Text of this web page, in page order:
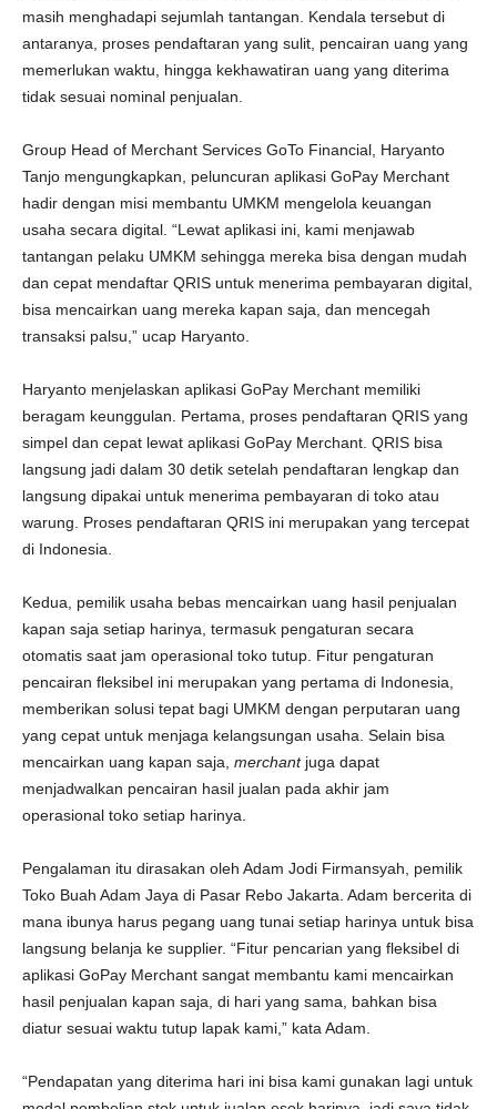
masih menghadapi sejumlah tantangan. Kendala tersebut di
antaranya, proses pendaftaran yang sulit, pencairan uang yang
memerlukan waktu, hingga kekhawatiran uang yang diterima
tidak sesuai nominal penjualan.
Group Head of Merchant Services GoTo Financial, Haryanto
Tanjo mengungkapkan, peluncuran aplikasi GoPay Merchant
hadir dengan misi membantu UMKM mengelola keuangan
usaha secara digital. “Lewat aplikasi ini, kami menjawab
tantangan pelaku UMKM sehingga mereka bisa dengan mudah
dan cepat mendaftar QRIS untuk menerima pembayaran digital,
bisa mencairkan uang mereka kapan saja, dan mencegah
transaksi palsu,” ucap Haryanto.
Haryanto menjelaskan aplikasi GoPay Merchant memiliki
beragam keunggulan. Pertama, proses pendaftaran QRIS yang
simpel dan cepat lewat aplikasi GoPay Merchant. QRIS bisa
langsung jadi dalam 30 detik setelah pendaftaran lengkap dan
langsung dipakai untuk menerima pembayaran di toko atau
warung. Proses pendaftaran QRIS ini merupakan yang tercepat
di Indonesia.
Kedua, pemilik usaha bebas mencairkan uang hasil penjualan
kapan saja setiap harinya, termasuk pengaturan secara
otomatis saat jam operasional toko tutup. Fitur pengaturan
pencairan fleksibel ini merupakan yang pertama di Indonesia,
memberikan solusi tepat bagi UMKM dengan perputaran uang
yang cepat untuk menjaga kelangsungan usaha. Selain bisa
mencairkan uang kapan saja, merchantjuga dapat
menjadwalkan pencairan hasil jualan pada akhir jam
operasional toko setiap harinya.
Pengalaman itu dirasakan oleh Adam Jodi Firmansyah, pemilik
Toko Buah Adam Jaya di Pasar Rebo Jakarta. Adam bercerita di
mana ibunya harus pegang uang tunai setiap harinya untuk bisa
langsung belanja ke supplier. “Fitur pencarian yang fleksibel di
aplikasi GoPay Merchant sangat membantu kami mencairkan
hasil penjualan kapan saja, di hari yang sama, bahkan bisa
diatur sesuai waktu tutup lapak kami,” kata Adam.
“Pendapatan yang diterima hari ini bisa kami gunakan lagi untuk